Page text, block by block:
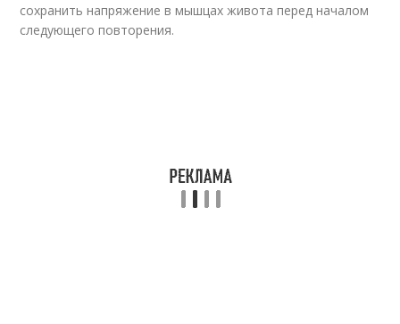
сохранить напряжение в мышцах живота перед началом
следующего повторения.